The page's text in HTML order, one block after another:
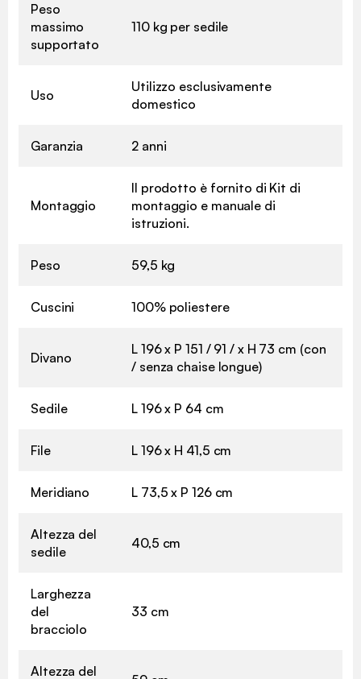
Peso
massimo
supportato
110 kg per sedile
Uso
Utilizzo esclusivamente
domestico
Garanzia 2 anni
Montaggio
Il prodotto è fornito di Kit di
montaggio e manuale di
istruzioni.
Peso 59,5 kg
Cuscini 100% poliestere
Divano
L 196 x P 151 / 91 / x H 73 cm (con
/ senza chaise longue)
Sedile L 196 x P 64 cm
File L 196 x H 41,5 cm
Meridiano L 73,5 x P 126 cm
Altezza del
sedile
40,5 cm
Larghezza
del
bracciolo
33 cm
Altezza del